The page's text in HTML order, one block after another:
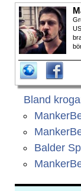
Bland
Balder